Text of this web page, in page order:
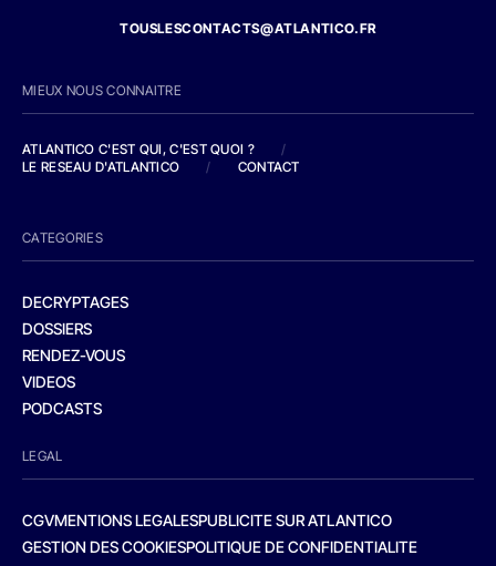
TOUSLESCONTACTS@ATLANTICO.FR
MIEUX NOUS CONNAITRE
ATLANTICO C'EST QUI, C'EST QUOI ?
/
LE RESEAU D'ATLANTICO
/ CONTACT
CATEGORIES
DECRYPTAGES
DOSSIERS
RENDEZ-VOUS
VIDEOS
PODCASTS
LEGAL
CGVMENTIONS LEGALESPUBLICITE SUR ATLANTICO
GESTION DES COOKIESPOLITIQUE DE CONFIDENTIALITE